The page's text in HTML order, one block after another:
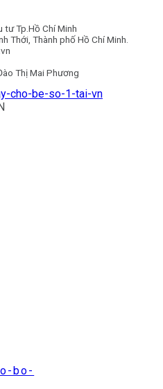
tư Tp.Hồ Chí Minh
Thới, Thành phố Hồ Chí Minh.
Thị Mai Phương